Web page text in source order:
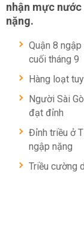
nhận mực
nặng.
Quận 8
cuối tháng 9
Hàng loạt
Người Sài
đạt đỉnh
Đỉnh triều ở
ngập nặng
Triều cường